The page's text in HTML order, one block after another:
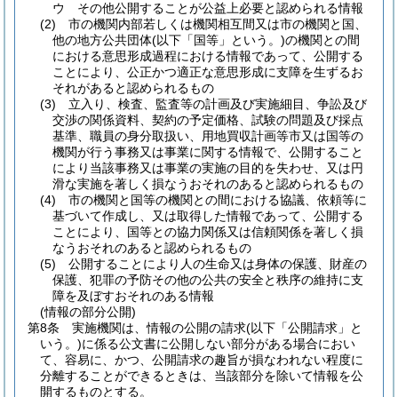
ウ
その他公開することが公益上必要と認められる情報
(2)
市の機関内部若しくは機関相互間又は市の機関と国、
他の地方公共団体(以下「国等」という。)の機関との間
における意思形成過程における情報であって、公開する
ことにより、公正かつ適正な意思形成に支障を生ずるお
それがあると認められるもの
(3)
立入り、検査、監査等の計画及び実施細目、争訟及び
交渉の関係資料、契約の予定価格、試験の問題及び採点
基準、職員の身分取扱い、用地買収計画等市又は国等の
機関が行う事務又は事業に関する情報で、公開すること
により当該事務又は事業の実施の目的を失わせ、又は円
滑な実施を著しく損なうおそれのあると認められるもの
(4)
市の機関と国等の機関との間における協議、依頼等に
基づいて作成し、又は取得した情報であって、公開する
ことにより、国等との協力関係又は信頼関係を著しく損
なうおそれのあると認められるもの
(5)
公開することにより人の生命又は身体の保護、財産の
保護、犯罪の予防その他の公共の安全と秩序の維持に支
障を及ぼすおそれのある情報
(情報の部分公開)
第8条
実施機関は、情報の公開の請求(以下「公開請求」と
いう。)に係る公文書に公開しない部分がある場合におい
て、容易に、かつ、公開請求の趣旨が損なわれない程度に
分離することができるときは、当該部分を除いて情報を公
開するものとする。